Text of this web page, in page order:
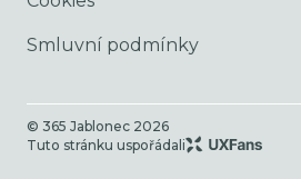
Smluvní podmínky
© 365 Jablonec 2026
Tuto stránku uspořádali